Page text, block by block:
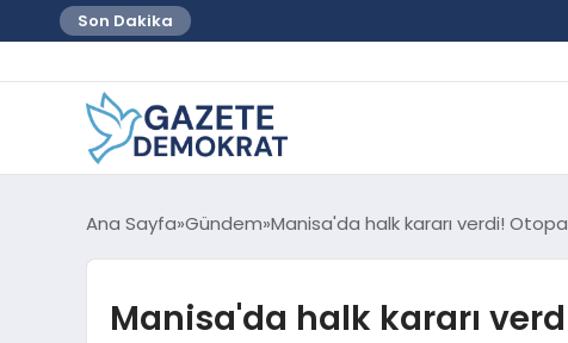
Son Dakika
Ana Sayfa Gündem Manisa'da halk kararı verdi!
Manisa'da halk kararı